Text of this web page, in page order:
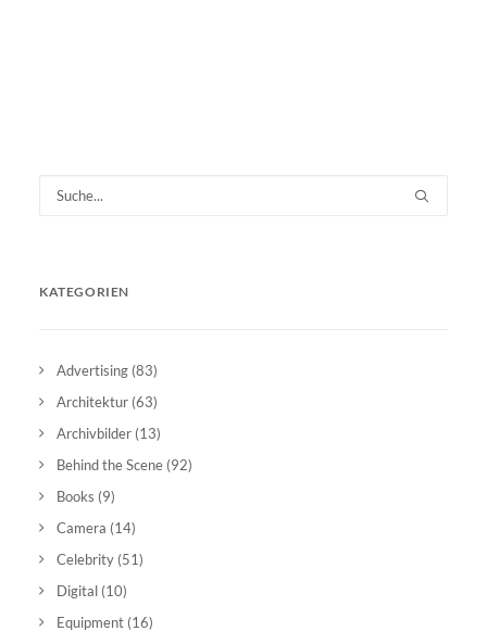
KATEGORIEN
Advertising (83)
Architektur (63)
Archivbilder (13)
Behind the Scene (92)
Books (9)
Camera (14)
Celebrity (51)
Digital (10)
Equipment (16)